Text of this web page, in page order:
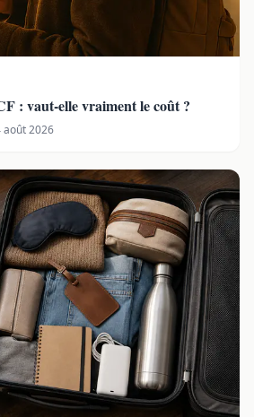
: vaut-elle vraiment le coût ?
août 2026